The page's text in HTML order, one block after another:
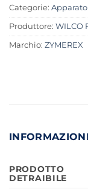
Categorie:
Produttore: WILCO
Marchio: ZYMEREX
PRODOTTO
DETRAIBILE